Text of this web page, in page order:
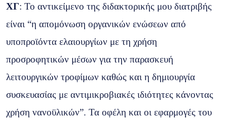
ΧΓ: Το αντικείμενο της διδακτορικής μου διατριβής
είναι “η απομόνωση οργανικών ενώσεων από
υποπροϊόντα ελαιουργίων με τη χρήση
προσροφητικών μέσων για την παρασκευή
λειτουργικών τροφίμων καθώς και η δημιουργία
συσκευασίας με αντιμικροβιακές ιδιότητες κάνοντας
χρήση νανοϋλικών”. Τα οφέλη και οι εφαρμογές του